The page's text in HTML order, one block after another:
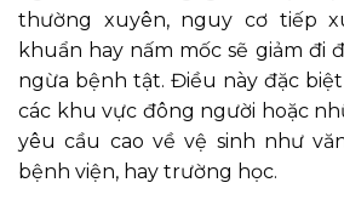
thường xuyên, nguy cơ tiếp
khuẩn hay nấm mốc sẽ giảm đi
ngừa bệnh tật. Điều này đặc
các khu vực đông người hoặc
yêu cầu cao về vệ sinh như
bệnh viện, hay trường học.